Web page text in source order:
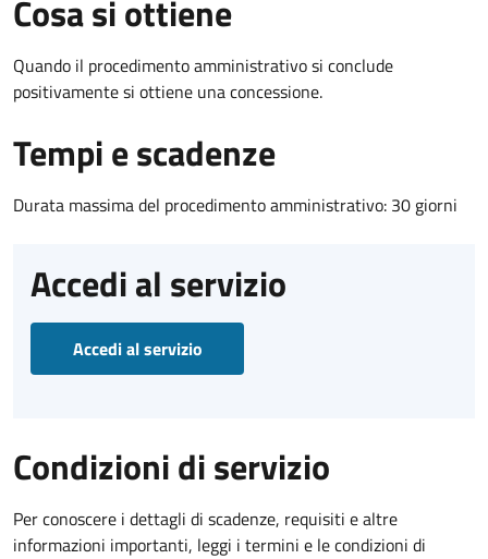
Cosa si ottiene
Quando il procedimento amministrativo si conclude
positivamente si ottiene una concessione.
Tempi e scadenze
Durata massima del procedimento amministrativo: 30 giorni
Accedi al servizio
Accedi al servizio
Condizioni di servizio
Per conoscere i dettagli di scadenze, requisiti e altre
informazioni importanti, leggi i termini e le condizioni di